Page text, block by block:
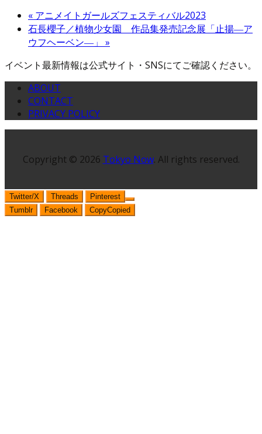
« アニメイトガールズフェスティバル2023
石長櫻子／植物少女園 作品集発売記念展「止揚―ア
ウフヘーベン―」 »
イベント最新情報は公式サイト・SNSにてご確認ください。
ABOUT
CONTACT
PRIVACY POLICY
Copyright © 2026 Tokyo Now. All rights reserved.
Twitter/X Threads
Pinterest
Tumblr
Facebook CopyCopied